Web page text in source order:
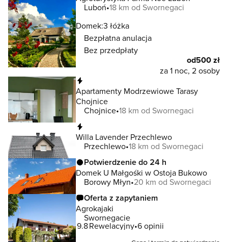
Luboń 18 km od Swornegaci
Domek:3 łóżka
Bezpłatna anulacja
Bez przedpłaty
od500 zł
za 1 noc, 2 osoby
Apartamenty Modrzewiowe Tarasy
Chojnice
Chojnice 18 km od Swornegaci
Willa Lavender Przechlewo
Przechlewo 18 km od Swornegaci
Potwierdzenie do 24 h
Domek U Małgośki w Ostoja Bukowo
Borowy Młyn 20 km od Swornegaci
Oferta z zapytaniem
Agrokajaki
Swornegacie
9.8Rewelacyjny 6 opinii